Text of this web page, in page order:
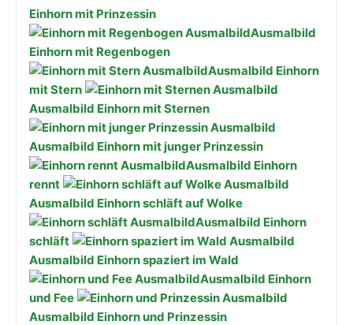
Einhorn mit Prinzessin
Ausmalbild
Einhorn mit Regenbogen
Ausmalbild Einhorn
mit Stern
Ausmalbild Einhorn mit Sternen
Ausmalbild Einhorn mit junger Prinzessin
Ausmalbild Einhorn
rennt
Ausmalbild Einhorn schläft auf Wolke
Ausmalbild Einhorn
schläft
Ausmalbild Einhorn spaziert im Wald
Ausmalbild Einhorn
und Fee
Ausmalbild Einhorn und Prinzessin